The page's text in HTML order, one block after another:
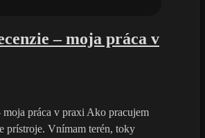
– moja práca v
moja práca v praxi Ako pracujem
prístroje. Vnímam terén, toky